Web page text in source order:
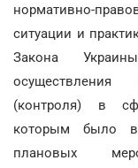
нормативно-
ситуации и
Закона
осуществления
(контроля) в
которым было
плановых